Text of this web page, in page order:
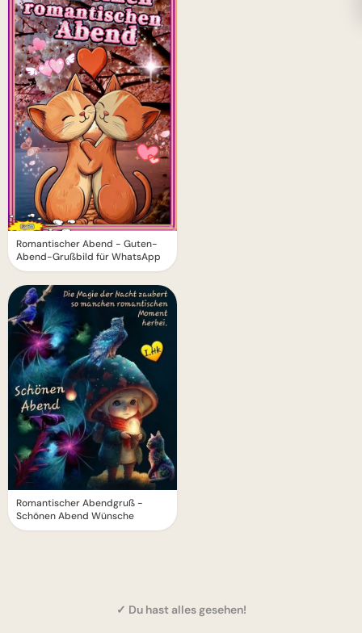
Romantischer Abend - Guten-
Abend-Grußbild für WhatsApp
Romantischer Abendgruß -
Schönen Abend Wünsche
✓ Du hast alles gesehen!